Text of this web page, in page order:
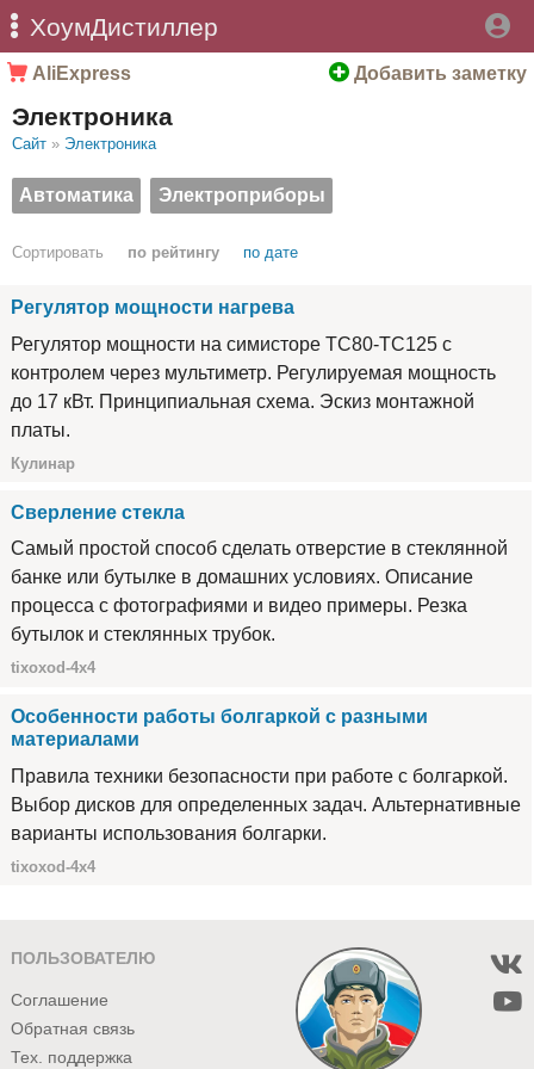
ХоумДистиллер
AliExpress Добавить заметку
Электроника
Сайт» Электроника
Автоматика Электроприборы
Сортировать по рейтингу по дате
Регулятор мощности нагрева
Регулятор мощности на симисторе ТС80-ТС125 с
контролем через мультиметр. Регулируемая мощность
до 17 кВт. Принципиальная схема. Эскиз монтажной
платы.
Кулинар
Сверление стекла
Самый простой способ сделать отверстие в стеклянной
банке или бутылке в домашних условиях. Описание
процесса с фотографиями и видео примеры. Резка
бутылок и стеклянных трубок.
tixoxod-4x4
Особенности работы болгаркой с разными
материалами
Правила техники безопасности при работе с болгаркой.
Выбор дисков для определенных задач. Альтернативные
варианты использования болгарки.
tixoxod-4x4
ПОЛЬЗОВАТЕЛЮ
Соглашение
Обратная связь
Тех. поддержка